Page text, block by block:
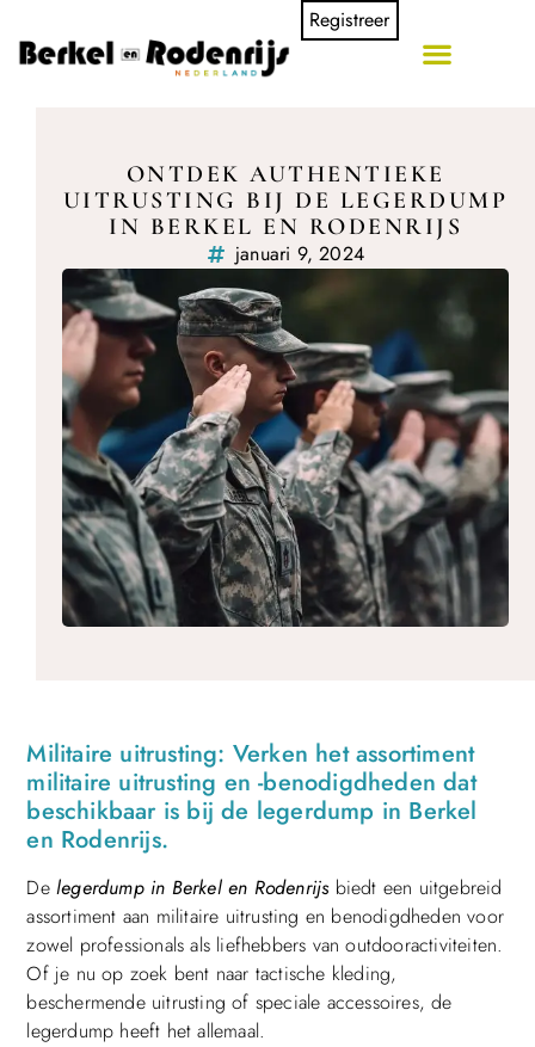
Registreer
ONTDEK AUTHENTIEKE
UITRUSTING BIJ DE LEGERDUMP
IN BERKEL EN RODENRIJS
januari 9, 2024
Militaire uitrusting: Verken het assortiment
militaire uitrusting en -benodigdheden dat
beschikbaar is bij de legerdump in Berkel
en Rodenrijs.
De legerdump in Berkel en Rodenrijsbiedt een uitgebreid
assortiment aan militaire uitrusting en benodigdheden voor
zowel professionals als liefhebbers van outdooractiviteiten.
Of je nu op zoek bent naar tactische kleding,
beschermende uitrusting of speciale accessoires, de
legerdump heeft het allemaal.